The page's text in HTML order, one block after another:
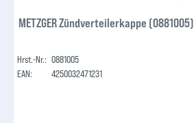
METZGER Zündverteilerkappe (0881005)
Hrst.-Nr.: 0881005
EAN:
4250032471231